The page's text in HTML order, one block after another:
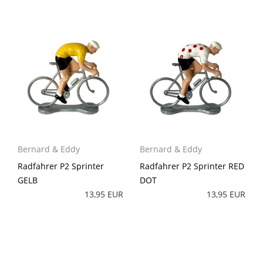
Bernard & Eddy
Radfahrer P2 Sprinter
GELB
13,95 EUR
Bernard & Eddy
Radfahrer P2 Sprinter RED
DOT
13,95 EUR